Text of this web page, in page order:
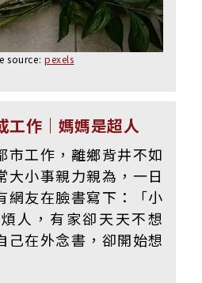
source: pexels
工作｜媽媽是超人
市工作，離鄉背井不如
大小事親力親為，一日
網友在臉書寫下：「小
人，有家卻天天不想
己在外念書，卻開始想